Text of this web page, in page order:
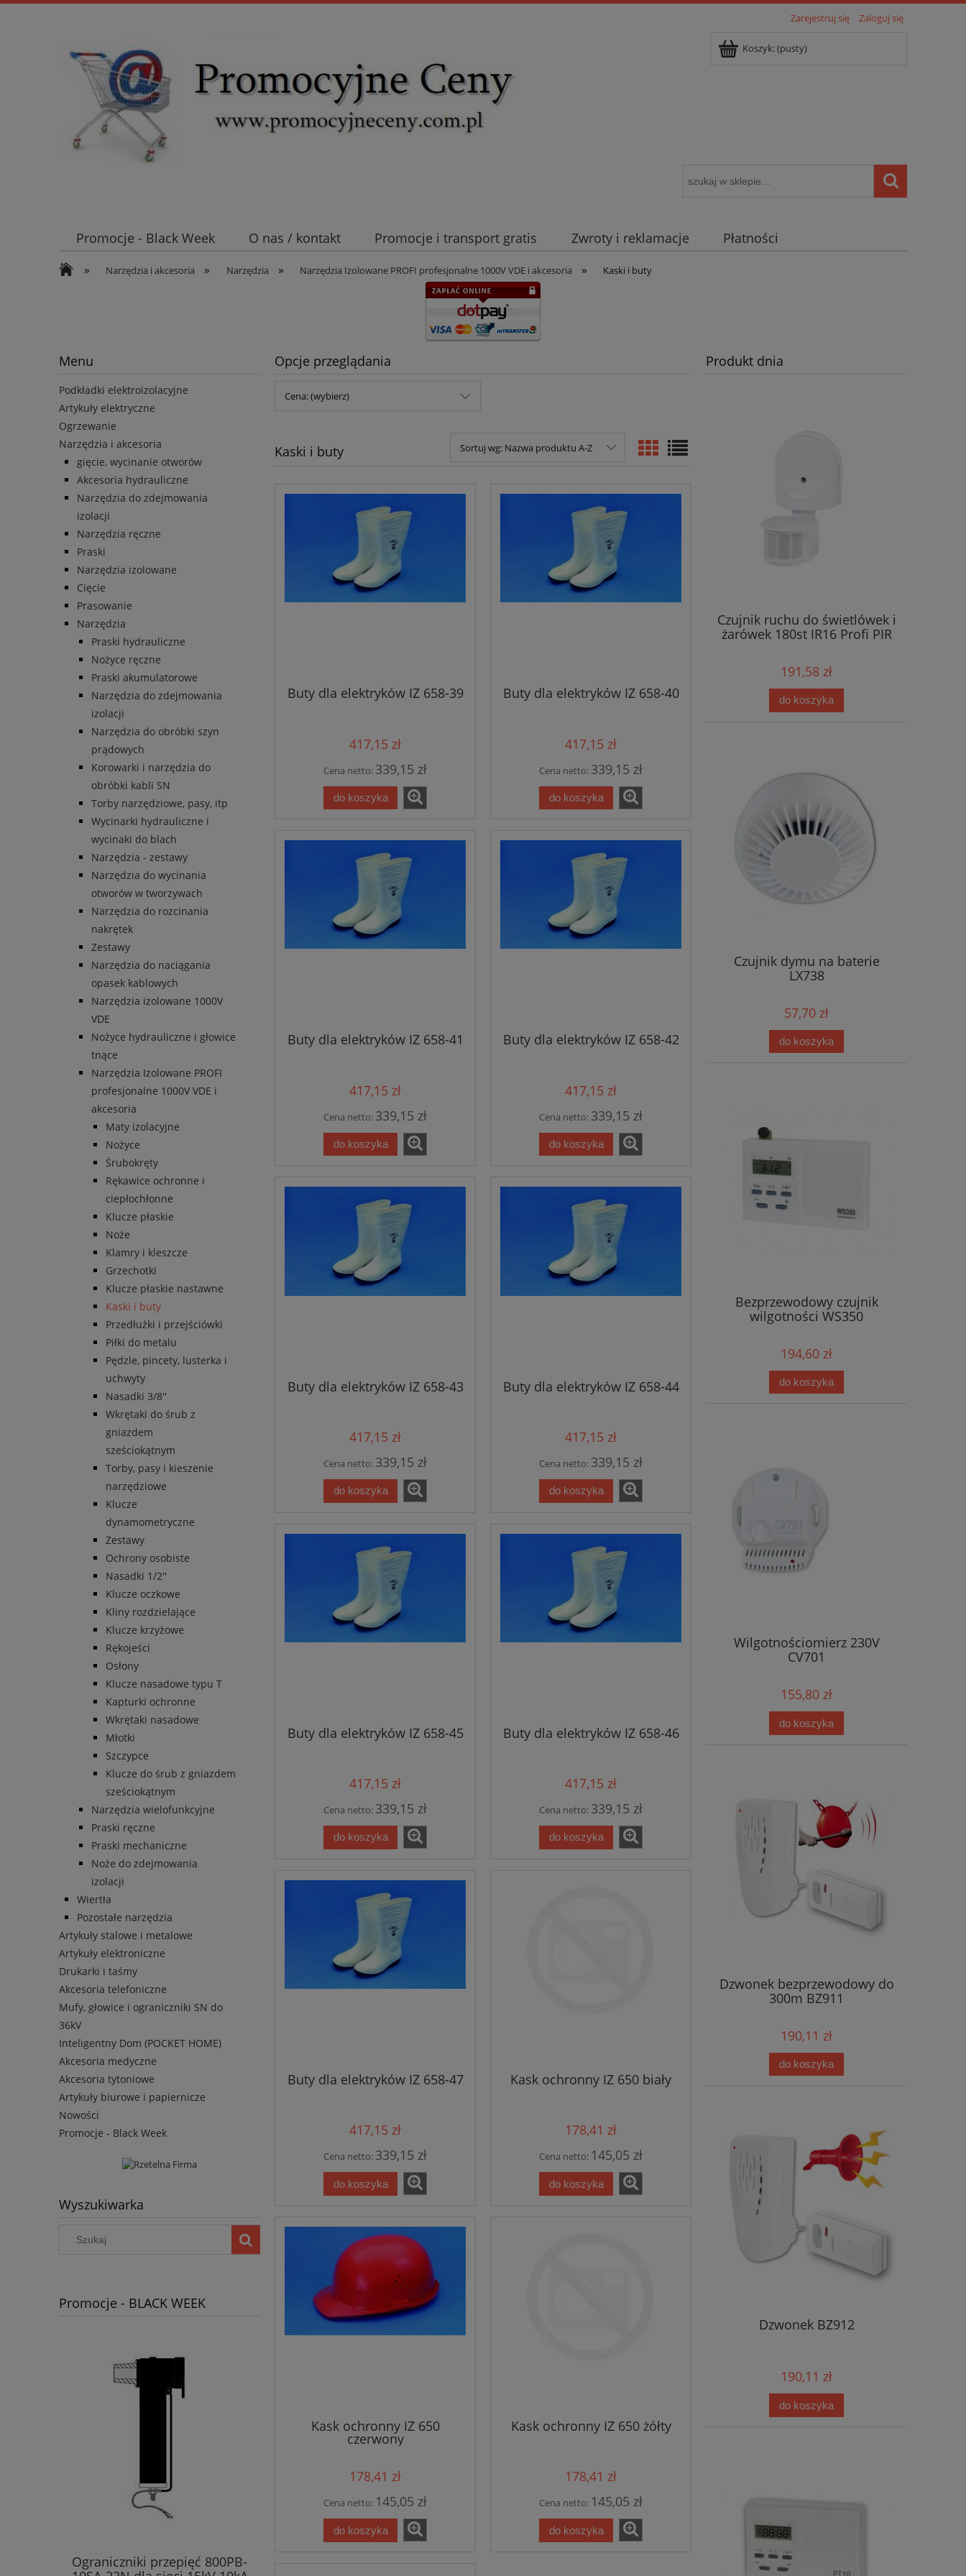
Zarejestruj się Zaloguj się
Koszyk:(pusty)
Promocje - Black Week O nas / kontakt Promocje i transport gratis Zwroty i reklamacje
Płatności
Koszt wysyłki
Mufy i głowice SN Euromold Nexans Automatyka NOVATEK Inteligentny dom ( POCKET HOME )
» Narzędzia i akcesoria » Narzędzia » Narzędzia Izolowane PROFI profesjonalne 1000V VDE i akcesoria » Kaski i buty
Menu
Podkładki elektroizolacyjne
Artykuły elektryczne
Ogrzewanie
Narzędzia i akcesoria
gięcie, wycinanie otworów
Akcesoria hydrauliczne
Narzędzia do zdejmowania
izolacji
Narzędzia ręczne
Praski
Narzędzia izolowane
Cięcie
Prasowanie
Narzędzia
Praski hydrauliczne
Nożyce ręczne
Praski akumulatorowe
Narzędzia do zdejmowania
izolacji
Narzędzia do obróbki szyn
prądowych
Korowarki i narzędzia do
obróbki kabli SN
Torby narzędziowe, pasy, itp
Wycinarki hydrauliczne i
wycinaki do blach
Narzędzia - zestawy
Narzędzia do wycinania
otworów w tworzywach
Narzędzia do rozcinania
nakrętek
Zestawy
Narzędzia do naciągania
opasek kablowych
Narzędzia izolowane 1000V
VDE
Nożyce hydrauliczne i głowice
tnące
Narzędzia Izolowane PROFI
profesjonalne 1000V VDE i
akcesoria
Maty izolacyjne
Nożyce
Śrubokręty
Rękawice ochronne i
ciepłochłonne
Klucze płaskie
Noże
Klamry i kleszcze
Grzechotki
Klucze płaskie nastawne
Kaski i buty
Przedłużki i przejściówki
Piłki do metalu
Pędzle, pincety, lusterka i
uchwyty
Nasadki 3/8''
Wkrętaki do śrub z
gniazdem
sześciokątnym
Torby, pasy i kieszenie
narzędziowe
Klucze
dynamometryczne
Zestawy
Ochrony osobiste
Nasadki 1/2''
Klucze oczkowe
Kliny rozdzielające
Klucze krzyżowe
Rękojeści
Osłony
Klucze nasadowe typu T
Kapturki ochronne
Wkrętaki nasadowe
Młotki
Szczypce
Klucze do śrub z gniazdem
sześciokątnym
Narzędzia wielofunkcyjne
Praski ręczne
Praski mechaniczne
Noże do zdejmowania
izolacji
Wiertła
Pozostałe narzędzia
Artykuły stalowe i metalowe
Artykuły elektroniczne
Drukarki i taśmy
Akcesoria telefoniczne
Mufy, głowice i ograniczniki SN do
36kV
Inteligentny Dom (POCKET HOME)
Akcesoria medyczne
Akcesoria tytoniowe
Artykuły biurowe i papiernicze
Nowości
Promocje - Black Week
Wyszukiwarka
Promocje - BLACK WEEK
Ograniczniki przepięć 800PB-
Opcje przeglądania
Cena: (wybierz)
Kaski i buty Sortuj wg: Nazwa produktu A-Z
Buty dla elektryków IZ 658-39
417,15 zł
Cena netto: 339,15 zł
do koszyka
Buty dla elektryków IZ 658-40
417,15 zł
Cena netto: 339,15 zł
do koszyka
Buty dla elektryków IZ 658-41
417,15 zł
Cena netto: 339,15 zł
do koszyka
Buty dla elektryków IZ 658-42
417,15 zł
Cena netto: 339,15 zł
do koszyka
Buty dla elektryków IZ 658-43
417,15 zł
Cena netto: 339,15 zł
do koszyka
Buty dla elektryków IZ 658-44
417,15 zł
Cena netto: 339,15 zł
do koszyka
Buty dla elektryków IZ 658-45
417,15 zł
Cena netto: 339,15 zł
do koszyka
Buty dla elektryków IZ 658-46
417,15 zł
Cena netto: 339,15 zł
do koszyka
Buty dla elektryków IZ 658-47
417,15 zł
Cena netto: 339,15 zł
do koszyka
Kask ochronny IZ 650 biały
178,41 zł
Cena netto: 145,05 zł
do koszyka
Kask ochronny IZ 650
czerwony
178,41 zł
Cena netto: 145,05 zł
do koszyka
Kask ochronny IZ 650 żółty
178,41 zł
Cena netto: 145,05 zł
do koszyka
Produkt dnia
Czujnik ruchu do świetlówek i
żarówek 180st IR16 Profi PIR
191,58 zł
do koszyka
Czujnik dymu na baterie
LX738
57,70 zł
do koszyka
Bezprzewodowy czujnik
wilgotności WS350
194,60 zł
do koszyka
Wilgotnościomierz 230V
CV701
155,80 zł
do koszyka
Dzwonek bezprzewodowy do
300m BZ911
190,11 zł
do koszyka
Dzwonek BZ912
190,11 zł
do koszyka